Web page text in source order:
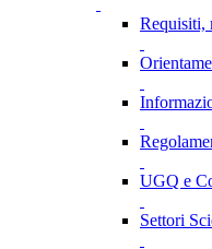
Requisiti,
UGQ e
Settori